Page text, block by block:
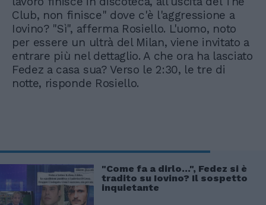
Club, non finisce" dove c'è l'aggressione a
Iovino? "Sì", afferma Rosiello. L'uomo, noto
per essere un ultrà del Milan, viene invitato a
entrare più nel dettaglio. A che ora ha lasciato
Fedez a casa sua? Verso le 2:30, le tre di
notte, risponde Rosiello.
"Come fa a dirlo...", Fedez si è
tradito su Iovino? Il sospetto
inquietante